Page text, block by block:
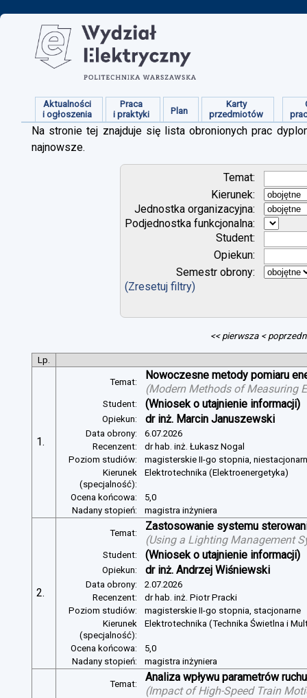
Aktualności
i ogłoszenia
Praca
i praktyki
Plan
Karty
przedmiotów
Na stronie tej znajduje się lista obronionych prac
najnowsze.
Temat:
Kierunek:
Jednostka organizacyjna:
Podjednostka funkcjonalna:
Student:
Opiekun:
Semestr obrony:
(Zresetuj filtry)
<< pierwsza <
Lp.
1.
Temat:
Nowoczesne metody pomiaru
(Modern Methods of Measuring
Student: (Wniosek o utajnienie informacji)
Opiekun: dr inż. Marcin Januszewski
Data obrony:
6.07.2026
Recenzent:
dr hab. inż. Łukasz Nogal
Poziom studiów:
magisterskie II-go stopnia,
Kierunek
(specjalność):
Elektrotechnika (Elektroenergetyka)
Ocena końcowa:
5,0
Nadany stopień:
magistra inżyniera
2.
Temat:
Zastosowanie systemu
(Using a Lighting Management
Student: (Wniosek o utajnienie informacji)
Opiekun: dr inż. Andrzej Wiśniewski
Data obrony:
2.07.2026
Recenzent:
dr hab. inż. Piotr Pracki
Poziom studiów:
magisterskie II-go stopnia, stacjonarne
Kierunek
(specjalność):
Elektrotechnika (Technika Świetlna i
Ocena końcowa:
5,0
Nadany stopień:
magistra inżyniera
Temat:
Analiza wpływu parametrów
(Impact of High-Speed Train